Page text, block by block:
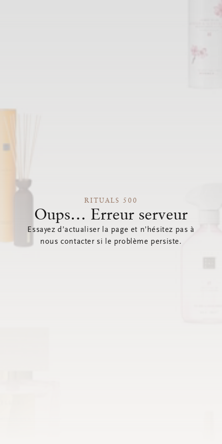
RITUALS 500
Oups… Erreur serveur
Essayez d’actualiser la page et n’hésitez pas à
nous contacter si le problème persiste.